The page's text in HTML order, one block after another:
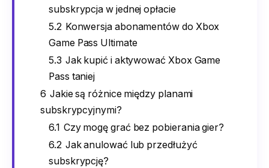
subskrypcja w jednej opłacie
5.2 Konwersja abonamentów do Xbox
Game Pass Ultimate
5.3 Jak kupić i aktywować Xbox Game
Pass taniej
6 Jakie są różnice między planami
subskrypcyjnymi?
6.1 Czy mogę grać bez pobierania gier?
6.2 Jak anulować lub przedłużyć
subskrypcję?